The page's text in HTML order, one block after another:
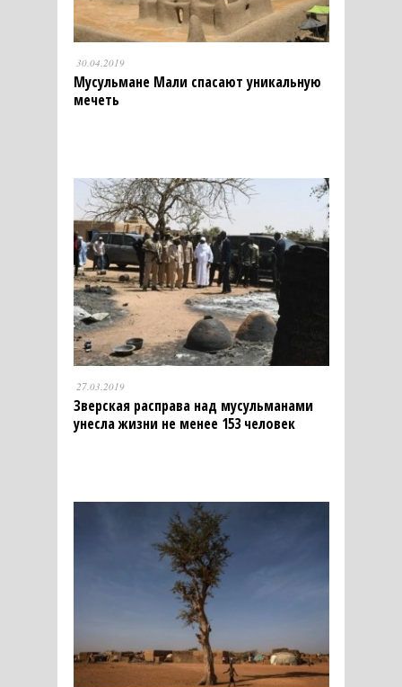
30.04.2019
Мусульмане Мали спасают уникальную
мечеть
27.03.2019
Зверская расправа над мусульманами
унесла жизни не менее 153 человек